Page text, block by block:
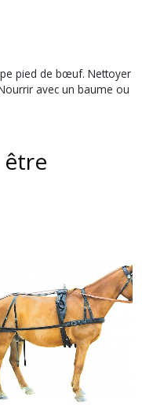
pied de bœuf. Nettoyer
avec un baume ou
être